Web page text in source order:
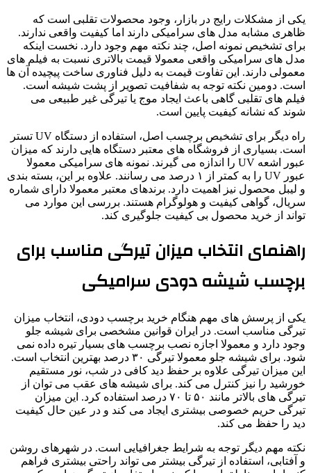
یکی از مشکلات رایج در بازار، وجود محصولات تقلبی است که
ظاهری مشابه مدل های سرامیکی دارند اما کیفیت واقعی ندارند.
برای تشخیص نمونه اصل، چند نکته مهم وجود دارد. نخست اینکه
مدل های سرامیکی واقعی معمولا قیمت بالاتری نسبت به فیلم های
معمولی دارند. این تفاوت قیمت به دلیل فناوری ساخت پیچیده آن ها
است. دومین نکته توجه به شفافیت تصویر از پشت شیشه است.
فیلم های تقلبی گاهی باعث ایجاد موج یا تیرگی غیر طبیعی می
شوند که نشانه کیفیت پایین است.
راه دیگر برای تشخیص برچسب اصل، استفاده از دستگاه UV تستر
است. بسیاری از فروشگاه های معتبر دستگاه هایی دارند که میزان
عبور اشعه UV را اندازه می گیرند. نمونه های سرامیکی معمولا
عبور UV را به کمتر از ۱ درصد می رسانند. علاوه بر این، بسته بندی
و لیبل محصول نیز اهمیت دارد. برندهای معتبر معمولا دارای شماره
سریال، گواهی کیفیت و هولوگرام هستند. بررسی این موارد می
تواند از خرید محصول بی کیفیت جلوگیری کند.
راهنمای انتخاب میزان تیرگی مناسب برای
برچسب شیشه دودی سرامیکی
یکی از پرسش های مهم هنگام خرید برچسب دودی، انتخاب میزان
تیرگی مناسب است. در ایران قوانین مشخصی برای شیشه جلو
وجود دارد و معمولا اجازه نصب برچسب های بسیار تیره داده نمی
شود. برای شیشه جلو معمولا تیرگی ۳۰ درصد بهترین انتخاب است.
این میزان تیرگی علاوه بر حفظ دید کافی در شب، نور مستقیم
خورشید را نیز کنترل می کند. برای شیشه های عقب می توان از
تیرگی های بالاتر مانند ۵۰ تا ۷۰ درصد استفاده کرد. این میزان
تیرگی حریم خصوصی بیشتری ایجاد می کند و در عین حال کیفیت
دید را حفظ می کند.
نکته مهم دیگر توجه به شرایط جغرافیایی است. در شهرهای روشن
و آفتابی، استفاده از تیرگی بیشتر می تواند راحتی بیشتری فراهم